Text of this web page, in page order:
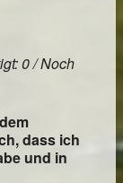
0 / Noch
dass ich
und in